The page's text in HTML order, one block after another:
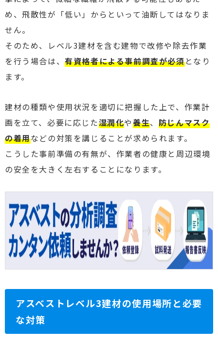
め、飛散性が「低い」からといって油断してはなりま
せん。
そのため、レベル3建材を含む建物で改修や除去作業
を行う場合は、有資格者による事前調査が必須となり
ます。
建材の種類や使用状況を適切に把握した上で、作業計
画を立て、必要に応じた湿潤化や養生、 防じんマスク
の着用などの対策を講じることが求められます。
こうした事前準備の有無が、作業者の健康と周辺環境
の安全を大きく左右することになります。
アスベストレベル3建材の使用場所と必要
な対策